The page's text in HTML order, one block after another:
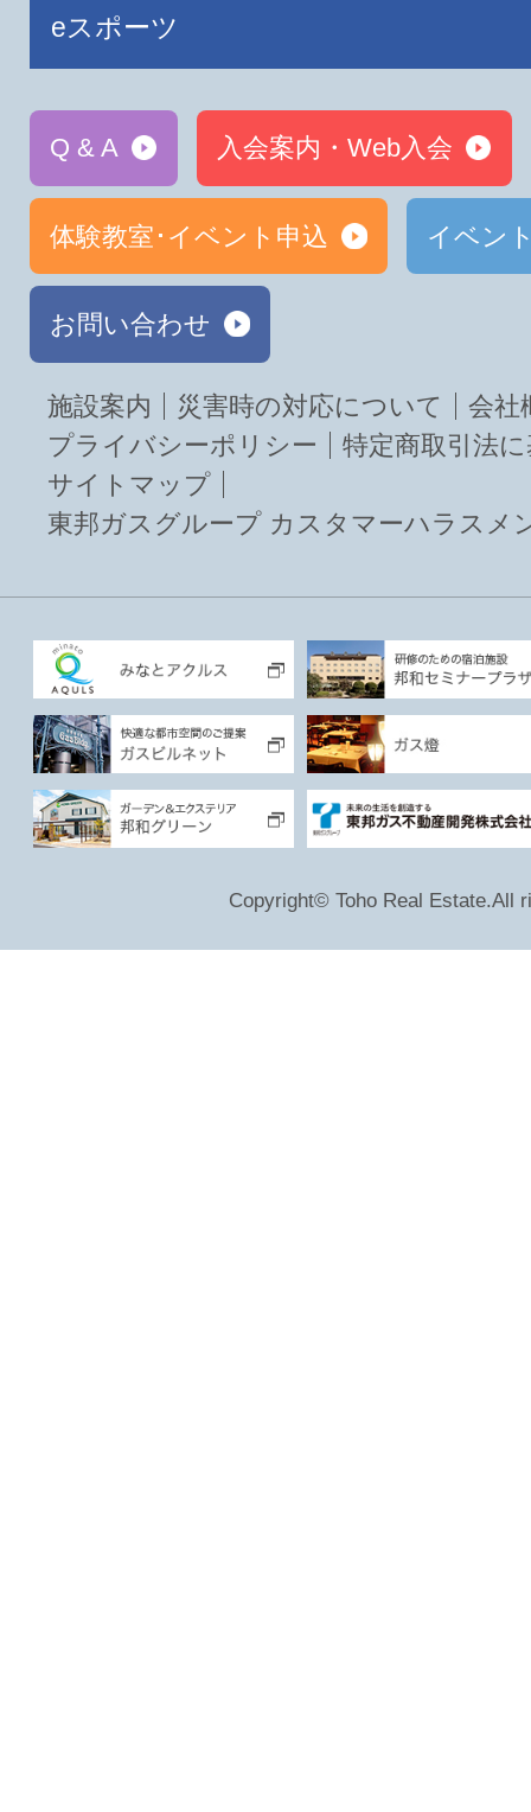
eスポーツ
Q & A 入会案内・Web入会
体験教室･イベント申込 イベン
お問い合わせ
施設案内 災害時の対応について
会社
プライバシーポリシー
特定商取引法
サイトマップ
東邦ガスグループ カスタマーハラスメ
Copyright© Toho Real Estate.All